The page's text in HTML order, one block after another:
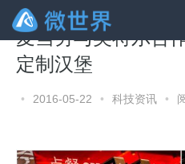
麦当劳与英特尔合
定制汉堡
• 2016-05-22 • 科技资讯 •